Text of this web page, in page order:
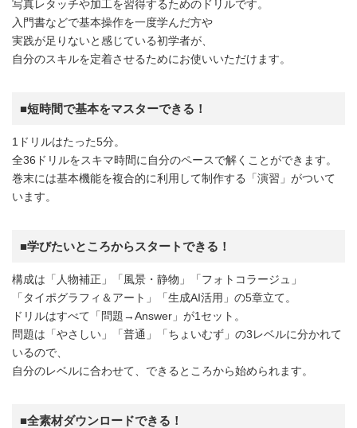
写真レタッチや加工を習得するためのドリルです。
入門書などで基本操作を一度学んだ方や
実践が足りないと感じている初学者が、
自分のスキルを定着させるためにお使いいただけます。
■短時間で基本をマスターできる！
1ドリルはたった5分。
全36ドリルをスキマ時間に自分のペースで解くことができます。
巻末には基本機能を複合的に利用して制作する「演習」がついて
います。
■学びたいところからスタートできる！
構成は「人物補正」「風景・静物」「フォトコラージュ」
「タイポグラフィ＆アート」「生成AI活用」の5章立て。
ドリルはすべて「問題→Answer」が1セット。
問題は「やさしい」「普通」「ちょいむず」の3レベルに分かれて
いるので、
自分のレベルに合わせて、できるところから始められます。
■全素材ダウンロードできる！